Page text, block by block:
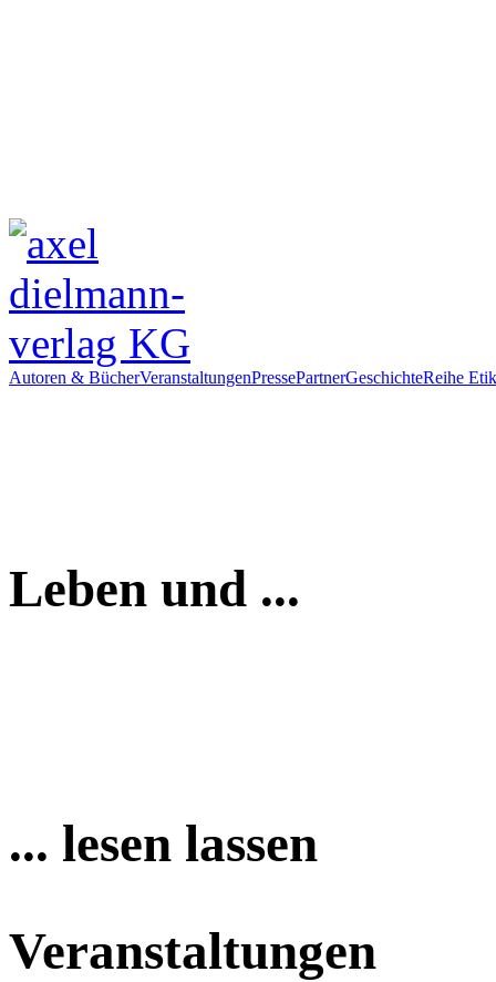
Autoren & BücherVeranstaltungenPressePartnerGeschichteReihe
Leben und ...
... lesen lassen
Veranstaltungen